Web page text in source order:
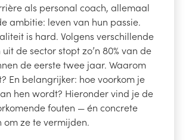
als personal coach, allemaal
ambitie: leven van hun passie.
is hard. Volgens verschillende
de sector stopt zo’n 80% van de
de eerste twee jaar. Waarom
En belangrijker: hoe voorkom je
hen wordt? Hieronder vind je de
fouten — én concrete
om ze te vermijden.